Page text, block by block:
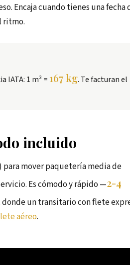
Encaja cuando tienes una fecha
ritmo.
IATA: 1 m³ = 167 kg. Te facturan el
incluido
para mover paquetería media de
Es cómodo y rápido —2-4
un transitario con flete
aéreo.